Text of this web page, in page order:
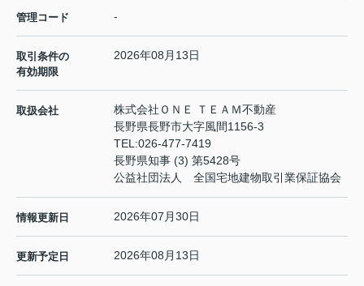
管理コード -
取引条件の
有効期限
2026年08月13日
取扱会社
株式会社ＯＮＥ ＴＥＡＭ不動産
長野県長野市大字風間1156-3
TEL:026-477-7419
長野県知事 (3) 第5428号
公益社団法人 全国宅地建物取引業保証協会
情報更新日 2026年07月30日
更新予定日 2026年08月13日